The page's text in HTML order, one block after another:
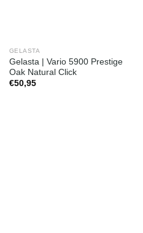
GELASTA
Gelasta | Vario 5900 Prestige
Oak Natural Click
€50,95